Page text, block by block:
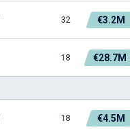
32 €3.2M
18 €28.7M
18 €4.5M